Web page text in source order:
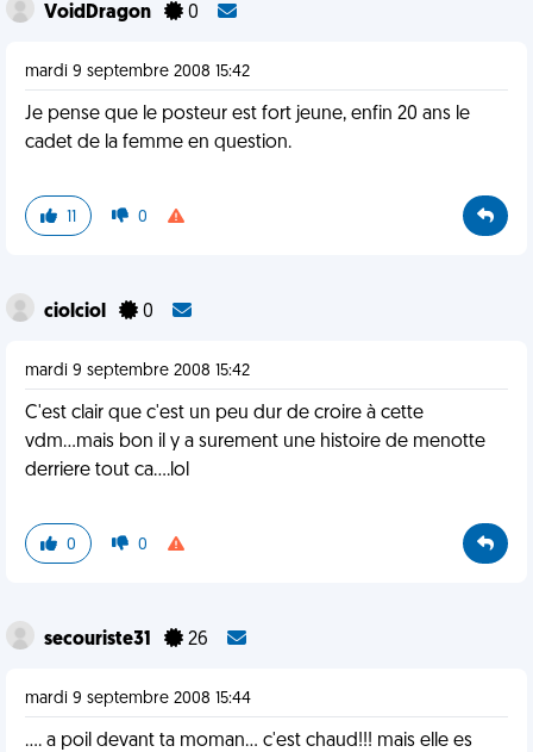
VoidDragon 0
mardi 9 septembre 2008 15:42
Je pense que le posteur est fort jeune, enfin 20 ans le
cadet de la femme en question.
11 0
ciolciol 0
mardi 9 septembre 2008 15:42
C'est clair que c'est un peu dur de croire à cette
vdm...mais bon il y a surement une histoire de menotte
derriere tout ca....lol
0 0
secouriste31 26
mardi 9 septembre 2008 15:44
.... a poil devant ta moman... c'est chaud!!! mais elle es